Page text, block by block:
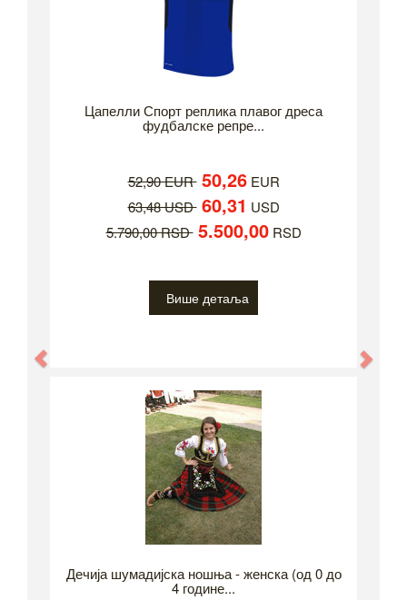
Цапелли Спорт реплика плавог дреса
фудбалске репре...
52,90 EUR 50,26EUR
63,48 USD 60,31 USD
5.790,00 RSD 5.500,00RSD
Више детаља
Дечија шумадијска ношња - женска (од 0 до
4 године...